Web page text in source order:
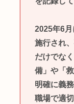
2025年6
施行され
だけでな
備」や「
明確に義
職場で適